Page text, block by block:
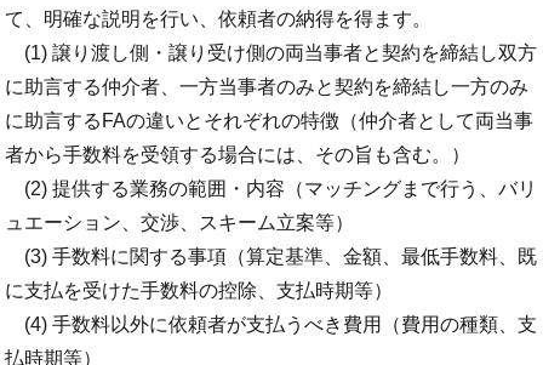
て、明確な説明を行い、依頼者の納得を得ます。
(1) 譲り渡し側・譲り受け側の両当事者と契約を締結し双方
に助言する仲介者、一方当事者のみと契約を締結し一方のみ
に助言するFAの違いとそれぞれの特徴（仲介者として両当事
者から手数料を受領する場合には、その旨も含む。）
(2) 提供する業務の範囲・内容（マッチングまで行う、バリ
ュエーション、交渉、スキーム立案等）
(3) 手数料に関する事項（算定基準、金額、最低手数料、既
に支払を受けた手数料の控除、支払時期等）
(4) 手数料以外に依頼者が支払うべき費用（費用の種類、支
払時期等）